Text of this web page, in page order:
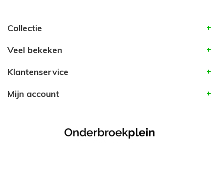
Collectie
Veel bekeken
Klantenservice
Mijn account